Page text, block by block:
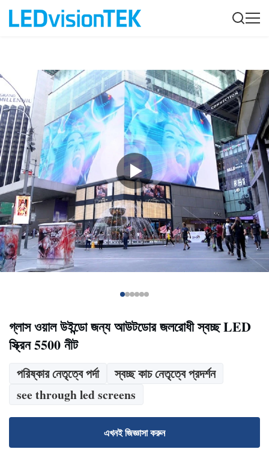
গ্লাস ওয়াল উইন্ডো জন্য আউটডোর জলরোধী স্বচ্ছ LED
স্ক্রিন 5500 নীট
পরিষ্কার নেতৃত্বে পর্দা
স্বচ্ছ কাচ নেতৃত্বে প্রদর্শন
see through led screens
এখনই জিজ্ঞাসা করুন